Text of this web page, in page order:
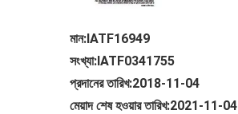
মান:IATF16949
সংখ্যা:IATF0341755
প্রদানের তারিখ:2018-11-04
মেয়াদ শেষ হওয়ার তারিখ:2021-11-04